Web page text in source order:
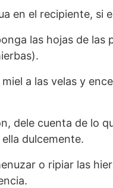
en el recipiente, si
las hojas de
a las velas y
dele cuenta de lo
dulcemente.
o ripiar las